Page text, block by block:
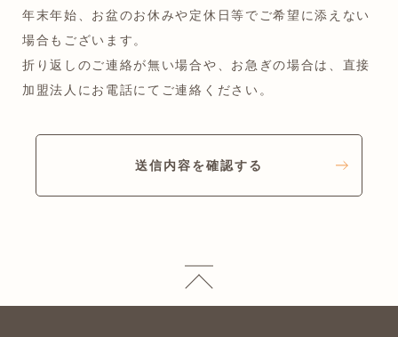
年末年始、お盆のお休みや定休日等でご希望に添えない
場合もございます。
折り返しのご連絡が無い場合や、お急ぎの場合は、直接
加盟法人にお電話にてご連絡ください。
送信内容を確認する